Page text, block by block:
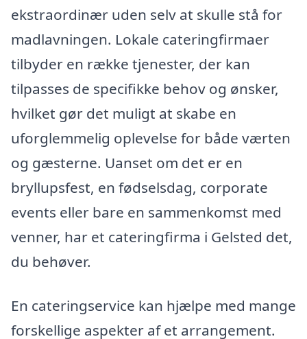
ekstraordinær uden selv at skulle stå for
madlavningen. Lokale cateringfirmaer
tilbyder en række tjenester, der kan
tilpasses de specifikke behov og ønsker,
hvilket gør det muligt at skabe en
uforglemmelig oplevelse for både værten
og gæsterne. Uanset om det er en
bryllupsfest, en fødselsdag, corporate
events eller bare en sammenkomst med
venner, har et cateringfirma i Gelsted det,
du behøver.
En cateringservice kan hjælpe med mange
forskellige aspekter af et arrangement.